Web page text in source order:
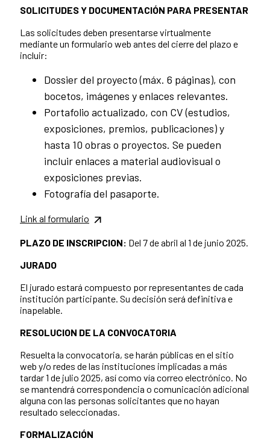
SOLICITUDES Y DOCUMENTACIÓN PARA PRESENTAR
Las solicitudes deben presentarse virtualmente
mediante un formulario web antes del cierre del plazo e
incluir:
Dossier del proyecto (máx. 6 páginas), con
bocetos, imágenes y enlaces relevantes.
Portafolio actualizado, con CV (estudios,
exposiciones, premios, publicaciones) y
hasta 10 obras o proyectos. Se pueden
incluir enlaces a material audiovisual o
exposiciones previas.
Fotografía del pasaporte.
Link al formulario
PLAZO DE INSCRIPCION: Del 7 de abril al 1 de junio 2025.
JURADO
El jurado estará compuesto por representantes de cada
institución participante. Su decisión será definitiva e
inapelable.
RESOLUCION DE LA CONVOCATORIA
Resuelta la convocatoria, se harán públicas en el sitio
web y/o redes de las instituciones implicadas a más
tardar 1 de julio 2025, así como vía correo electrónico. No
se mantendrá correspondencia o comunicación adicional
alguna con las personas solicitantes que no hayan
resultado seleccionadas.
FORMALIZACIÓN